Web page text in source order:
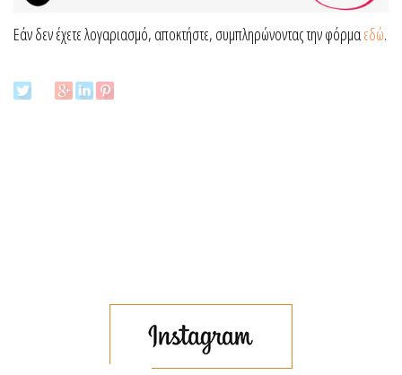
Εάν δεν έχετε λογαριασμό, αποκτήστε, συμπληρώνοντας την φόρμαεδώ.